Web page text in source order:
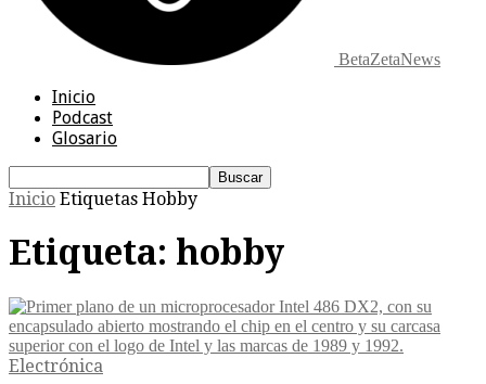
BetaZetaNews
Inicio
Podcast
Glosario
Inicio Etiquetas Hobby
Etiqueta: hobby
Electrónica